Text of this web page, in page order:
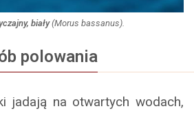
biały(Morus bassanus).
polowania
jadają na otwartych wodach,